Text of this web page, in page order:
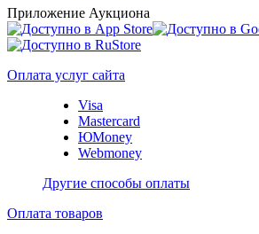
Приложение Аукциона
Оплата услуг сайта
Visa
Mastercard
ЮMoney
Webmoney
Другие способы оплаты
Оплата товаров